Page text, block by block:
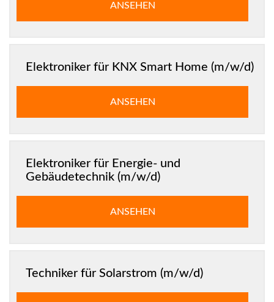
ANSEHEN
Elektroniker für KNX Smart Home (m/w/d)
ANSEHEN
Elektroniker für Energie- und
Gebäudetechnik (m/w/d)
ANSEHEN
Techniker für Solarstrom (m/w/d)